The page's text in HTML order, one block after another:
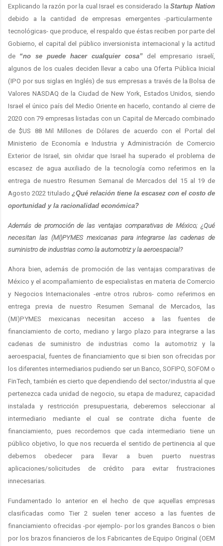
Explicando la razón por la cual Israel es considerado laStartup Nation
debido a la cantidad de empresas emergentes -particularmente
tecnológicas- que produce, el respaldo que éstas reciben por parte del
Gobierno, el capital del público inversionista internacional y la actitud
de “no se puede hacer cualquier cosa” del empresario israelí,
algunos de los cuales deciden llevar a cabo una Oferta Pública Inicial
(IPO por sus siglas en Inglés) de sus empresas a través de la Bolsa de
Valores NASDAQ de la Ciudad de New York, Estados Unidos, siendo
Israel el único país del Medio Oriente en hacerlo, contando al cierre de
2020 con 79 empresas listadas con un Capital de Mercado combinado
de $US 88 Mil Millones de Dólares de acuerdo con el Portal del
Ministerio de Economía e Industria y Administración de Comercio
Exterior de Israel, sin olvidar que Israel ha superado el problema de
escasez de agua auxiliado de la tecnología como referimos en la
entrega de nuestro Resumen Semanal de Mercados del 15 al 19 de
Agosto 2022 titulado ¿Qué relación tiene la escasez con el costo de
oportunidad y la racionalidad económica?
Además de promoción de las ventajas comparativas de México; ¿Qué
necesitan las (MI)PYMES mexicanas para integrarse las cadenas de
suministro de industrias como la automotriz y la aeroespacial?
Ahora bien, además de promoción de las ventajas comparativas de
México y el acompañamiento de especialistas en materia de Comercio
y Negocios Internacionales -entre otros rubros- como referimos en
entrega previa de nuestro Resumen Semanal de Mercados, las
(MI)PYMES mexicanas necesitan acceso a las fuentes de
financiamiento de corto, mediano y largo plazo para integrarse a las
cadenas de suministro de industrias como la automotriz y la
aeroespacial, fuentes de financiamiento que si bien son ofrecidas por
los diferentes intermediarios pudiendo ser un Banco, SOFIPO, SOFOM o
FinTech, también es cierto que dependiendo del sector/industria al que
pertenezca cada unidad de negocio, su etapa de madurez, capacidad
instalada y restricción presupuestaria, deberemos seleccionar al
intermediario mediante el cual se contrate dicha fuente de
financiamiento, pues recordemos que cada intermediario tiene un
público objetivo, lo que nos recuerda el sentido de pertinencia al que
debemos obedecer para llevar a buen puerto nuestras
aplicaciones/solicitudes de crédito para evitar frustraciones
innecesarias.
Fundamentado lo anterior en el hecho de que aquellas empresas
clasificadas como Tier 2 suelen tener acceso a las fuentes de
financiamiento ofrecidas -por ejemplo- por los grandes Bancos o bien
por los brazos financieros de los Fabricantes de Equipo Original (OEM